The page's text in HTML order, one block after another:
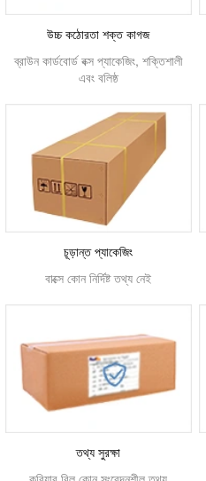
উচ্চ কঠোরতা শক্ত কাগজ
ব্রাউন কার্ডবোর্ড বক্স প্যাকেজিং, শক্তিশালী
এবং বলিষ্ঠ
চূড়ান্ত প্যাকেজিং
বাক্সে কোন নির্দিষ্ট তথ্য নেই
তথ্য সুরক্ষা